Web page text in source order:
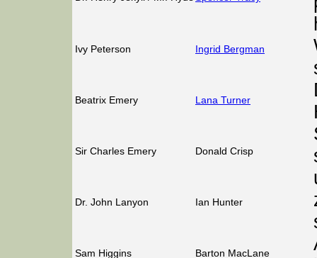
Ivy Peterson Ingrid Bergman
Beatrix Emery Lana Turner
Sir Charles Emery Donald Crisp
Dr. John Lanyon Ian Hunter
Sam Higgins Barton MacLane